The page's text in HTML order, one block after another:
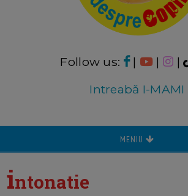
Follow us: | | |
Intreabă I-MAMI
MENIU
intonatie